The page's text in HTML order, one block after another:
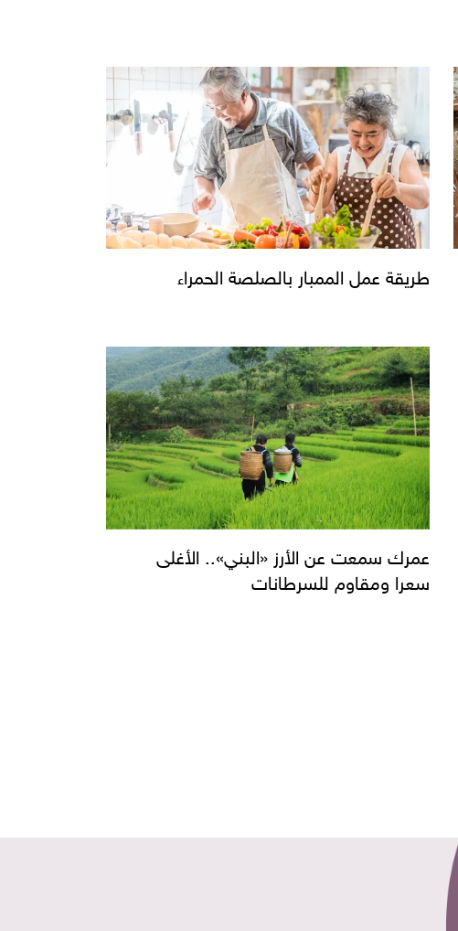
طريقة عمل الممبار بالصلصة الحمراء
عمرك سمعت عن الأرز «البني».. الأغلى
سعرا ومقاوم للسرطانات